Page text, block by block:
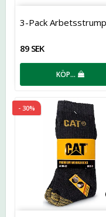
3-Pack
89 SEK
KÖP…
- 30%